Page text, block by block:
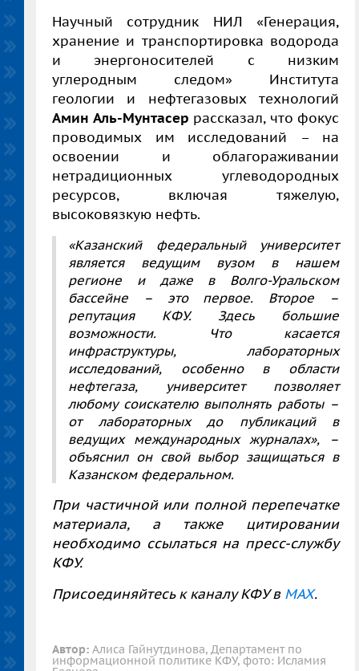
Научный сотрудник НИЛ «Генерация,
хранение и транспортировка водорода
и энергоносителей с низким
углеродным следом» Института
геологии и нефтегазовых технологий
Амин Аль-Мунтасер рассказал, что фокус
проводимых им исследований – на
освоении и облагораживании
нетрадиционных углеводородных
ресурсов, включая тяжелую,
высоковязкую нефть.
«Казанский федеральный университет
является ведущим вузом в нашем
регионе и даже в Волго-Уральском
бассейне – это первое. Второе –
репутация КФУ. Здесь большие
возможности. Что касается
инфраструктуры, лабораторных
исследований, особенно в области
нефтегаза, университет позволяет
любому соискателю выполнять работы –
от лабораторных до публикаций в
ведущих международных журналах», –
объяснил он свой выбор защищаться в
Казанском федеральном.
При частичной или полной перепечатке
материала, а также цитировании
необходимо ссылаться на пресс-службу
КФУ.
Присоединяйтесь к каналу КФУ в MAX.
Автор: Алиса Гайнутдинова, Департамент по
информационной политике КФУ, фото: Исламия